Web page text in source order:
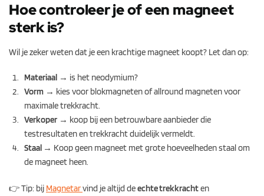
Hoe controleer je of een magneet
sterk is?
Wil je zeker weten dat je een krachtige magneet koopt? Let dan op:
Materiaal → is het neodymium?
Vorm → kies voor blokmagneten of allround magneten voor
maximale trekkracht.
Verkoper → koop bij een betrouwbare aanbieder die
testresultaten en trekkracht duidelijk vermeldt.
Staal → Koop geen magneet met grote hoeveelheden staal om
de magneet heen.
👉 Tip: bij Magnetarvind je altijd deechte trekkrachten